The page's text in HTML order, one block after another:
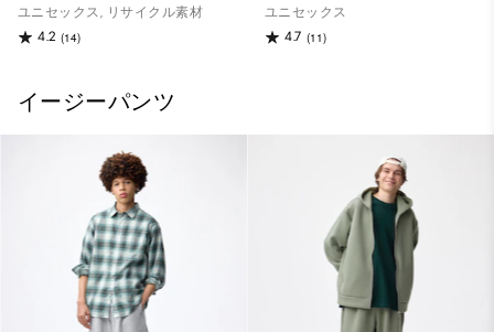
ユニセックス, リサイクル素材
4.2 (14)
ユニセックス
4.7 (11)
イージーパンツ